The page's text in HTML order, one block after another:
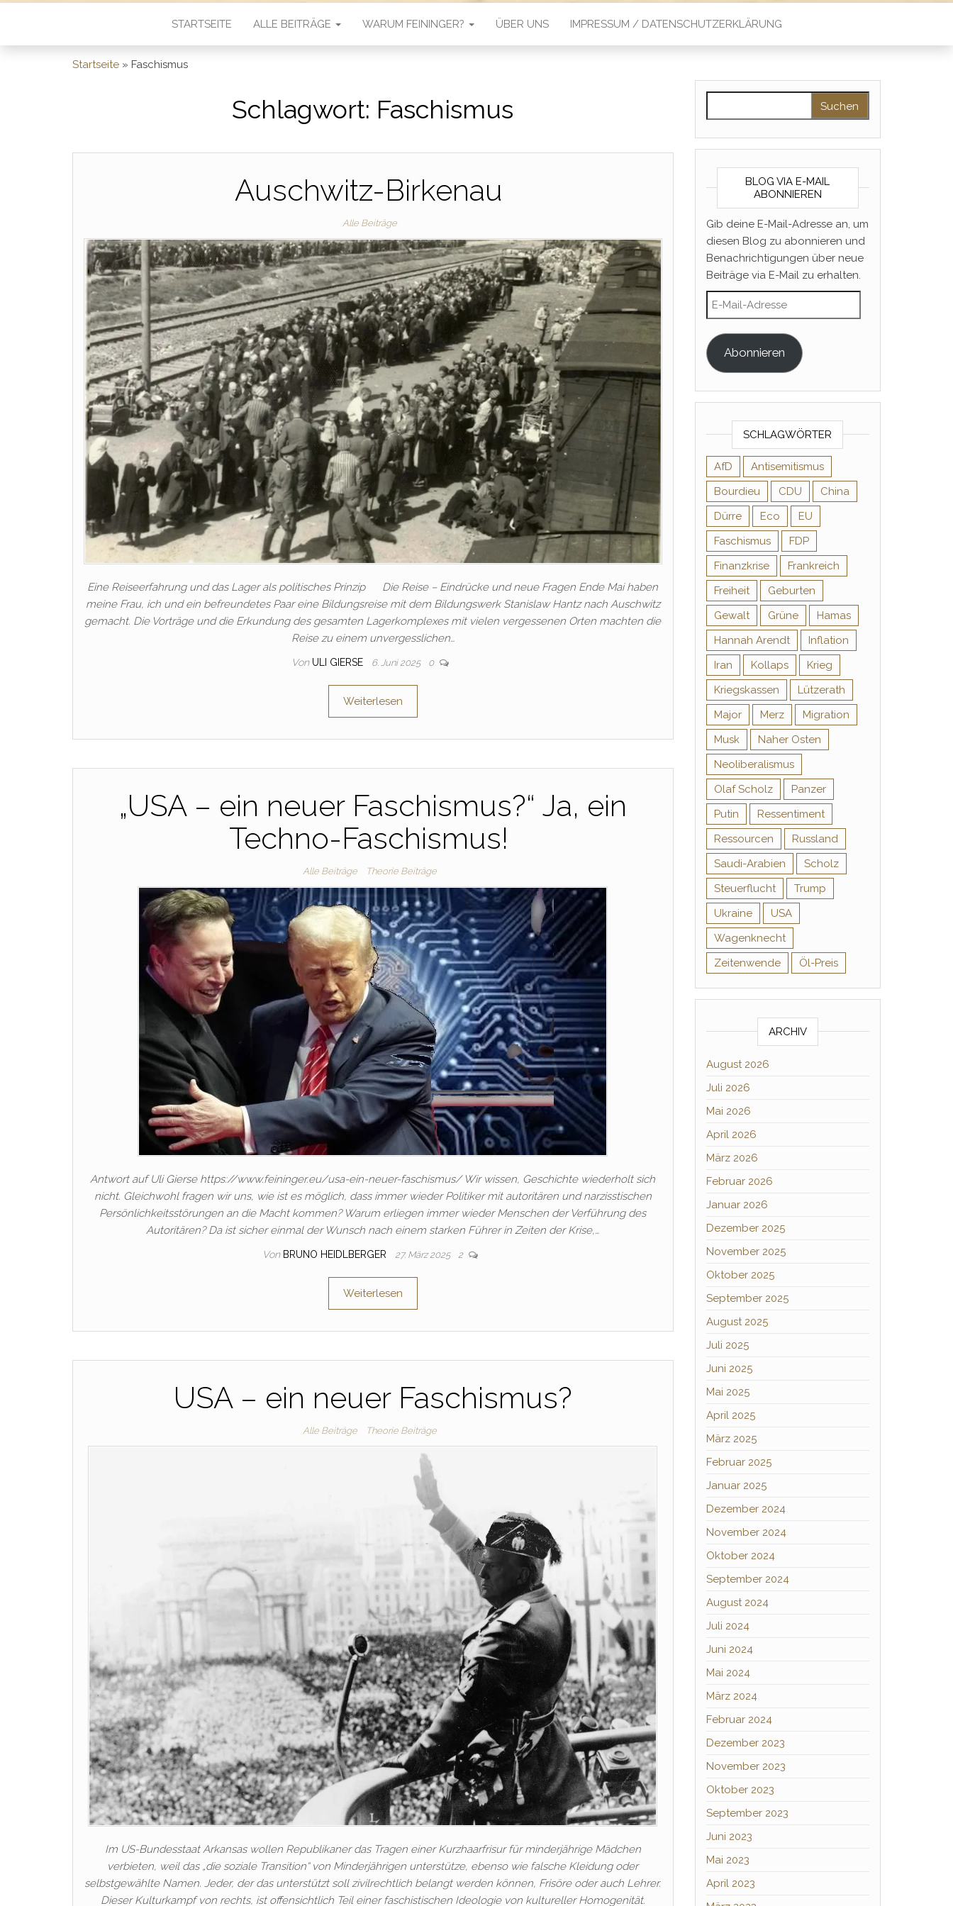
STARTSEITE ALLE BEITRÄGE WARUM FEININGER? ÜBER UNS IMPRESSUM / DATENSCHUTZERKLÄRUNG
Startseite » Faschismus
Schlagwort: Faschismus
Auschwitz-Birkenau
Alle Beiträge
Eine Reiseerfahrung und das Lager als politisches Prinzip Die Reise – Eindrücke und neue Fragen Ende Mai haben
meine Frau, ich und ein befreundetes Paar eine Bildungsreise mit dem Bildungswerk Stanislaw Hantz nach Auschwitz
gemacht. Die Vorträge und die Erkundung des gesamten Lagerkomplexes mit vielen vergessenen Orten machten die
Reise zu einem unvergesslichen…
Von ULI GIERSE 6. Juni 2025 0
Weiterlesen
„USA – ein neuer Faschismus?“ Ja, ein
Techno-Faschismus!
Alle Beiträge Theorie Beiträge
Antwort auf Uli Gierse https://www.feininger.eu/usa-ein-neuer-faschismus/ Wir wissen, Geschichte wiederholt sich
nicht. Gleichwohl fragen wir uns, wie ist es möglich, dass immer wieder Politiker mit autoritären und narzisstischen
Persönlichkeitsstörungen an die Macht kommen? Warum erliegen immer wieder Menschen der Verführung des
Autoritären? Da ist sicher einmal der Wunsch nach einem starken Führer in Zeiten der Krise,…
Von BRUNO HEIDLBERGER 27. März 2025 2
Weiterlesen
USA – ein neuer Faschismus?
Alle Beiträge Theorie Beiträge
Im US-Bundesstaat Arkansas wollen Republikaner das Tragen einer Kurzhaarfrisur für minderjährige Mädchen
verbieten, weil das „die soziale Transition“ von Minderjährigen unterstütze, ebenso wie falsche Kleidung oder
selbstgewählte Namen. Jeder, der das unterstützt soll zivilrechtlich belangt werden können, Frisöre oder auch Lehrer.
Dieser Kulturkampf von rechts, ist offensichtlich Teil einer faschistischen Ideologie von kultureller Homogenität.
BLOG VIA E-MAIL
ABONNIEREN
Gib deine E-Mail-Adresse an, um
diesen Blog zu abonnieren und
Benachrichtigungen über neue
Beiträge via E-Mail zu erhalten.
E-Mail-Adresse
Abonnieren
SCHLAGWÖRTER
AfD
Antisemitismus
Bourdieu
CDU
China
Dürre
Eco
EU
Faschismus
FDP
Finanzkrise
Frankreich
Freiheit
Geburten
Gewalt
Grüne
Hamas
Hannah Arendt
Inflation
Iran
Kollaps
Krieg
Kriegskassen
Lützerath
Major
Merz
Migration
Musk
Naher Osten
Neoliberalismus
Olaf Scholz
Panzer
Putin
Ressentiment
Ressourcen
Russland
Saudi-Arabien
Scholz
Steuerflucht
Trump
Ukraine
USA
Wagenknecht
Zeitenwende
Öl-Preis
ARCHIV
August 2026
Juli 2026
Mai 2026
April 2026
März 2026
Februar 2026
Januar 2026
Dezember 2025
November 2025
Oktober 2025
September 2025
August 2025
Juli 2025
Juni 2025
Mai 2025
April 2025
März 2025
Februar 2025
Januar 2025
Dezember 2024
November 2024
Oktober 2024
September 2024
August 2024
Juli 2024
Juni 2024
Mai 2024
März 2024
Februar 2024
Dezember 2023
November 2023
Oktober 2023
September 2023
Juni 2023
Mai 2023
April 2023